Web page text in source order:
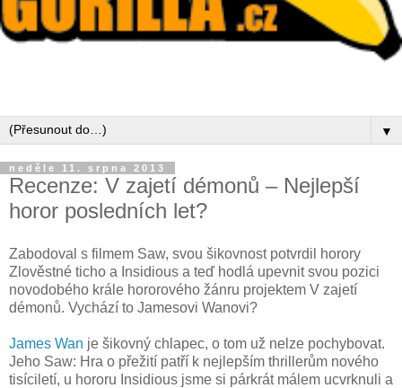
▼
neděle 11. srpna 2013
Recenze: V zajetí démonů – Nejlepší
horor posledních let?
Zabodoval s filmem Saw, svou šikovnost potvrdil horory
Zlověstné ticho a Insidious a teď hodlá upevnit svou pozici
novodobého krále hororového žánru projektem V zajetí
démonů. Vychází to Jamesovi Wanovi?
James Wan je šikovný chlapec, o tom už nelze pochybovat.
Jeho Saw: Hra o přežití patří k nejlepším thrillerům nového
tisíciletí, u hororu Insidious jsme si párkrát málem ucvrknuli a